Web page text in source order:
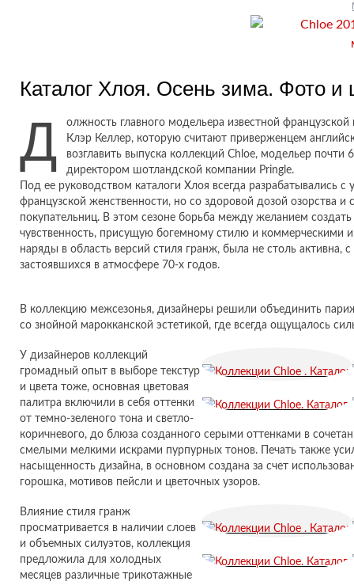
Каталог Хлоя. Осень зима. Фото и
Д
олжность главного модельера известной
Клэр Келлер, которую считают приверженцем
возглавить выпуска коллекций Chloe, модельер почти
директором шотландской компании Pringle.
Под ее руководством каталоги Хлоя всегда разрабатывались с
французской женственности, но со здоровой дозой озорства и
покупательниц. В этом сезоне борьба между желанием
чувственность, присущую богемному стилю и
наряды в область версий стиля гранж, была не столь активна,
застоявшихся в атмосфере 70-х годов.
В коллекцию межсезонья, дизайнеры решили объединить
со знойной марокканской эстетикой, где всегда ощущалось
У дизайнеров коллекций
громадный опыт в выборе текстур
и цвета тоже, основная цветовая
палитра включили в себя оттенки
от темно-зеленого тона и светло-
коричневого, до блюза созданного серыми оттенками в
смелыми мелкими искрами пурпурных тонов. Печать также
насыщенность дизайна, в основном создана за счет
горошка, мотивов пейсли и цветочных узоров.
Влияние стиля гранж
просматривается в наличии слоев
и объемных силуэтов, коллекция
предложила для холодных
месяцев различные трикотажные